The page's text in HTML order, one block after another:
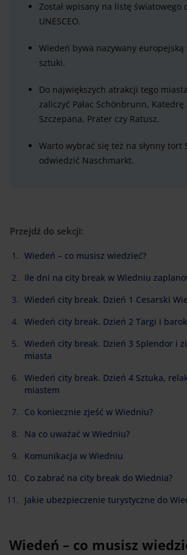
Został wpisany na listę światowego
UNESCEO.
Wiedeń bywa nazywany
sztuki.
Do największych atrakcji tego
zaliczyć Pałac Schönbrunn, Katedrę
Szczepana, Prater czy Ratusz.
Warto wybrać się też na słynny tort
odwiedzić Naschmarkt.
Przejdź do sekcji:
Wiedeń – co musisz wiedzieć?
Ile dni na city break w Wiedniu
Wiedeń city break. Dzień 1 Cesarski
Wiedeń city break. Dzień 2 Targi i
Wiedeń city break. Dzień 3 Splendor i
miasta
Wiedeń city break. Dzień 4 Sztuka,
miastem
Co koniecznie zjeść w Wiedniu?
Na co uważać w Wiedniu?
Komunikacja w Wiedniu
Co zabrać na city break do Wiednia?
Jakie ubezpieczenie turystyczne do
Wiedeń – co musisz